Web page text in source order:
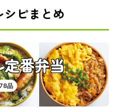
シピまとめ
番弁当
品